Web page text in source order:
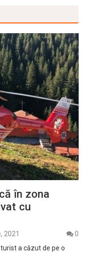
în zona
cu
2021
0
a căzut de pe o